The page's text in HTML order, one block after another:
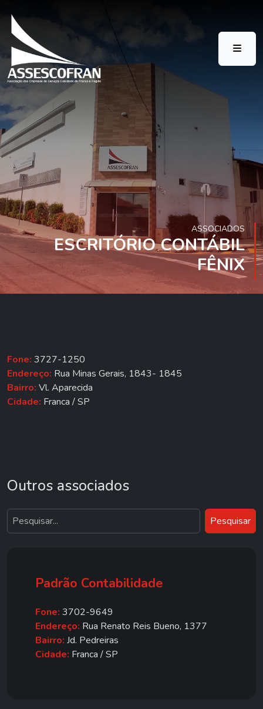
ASSOCIADOS
ESCRITÓRIO CONTÁBIL
FÊNIX
Fone: 3727-1250
Endereço: Rua Minas Gerais, 1843- 1845
Bairro: Vl. Aparecida
Cidade: Franca / SP
Outros associados
Pesquisar
Padrão Contabilidade
Fone: 3702-9649
Endereço: Rua Renato Reis Bueno, 1377
Bairro: Jd. Pedreiras
Cidade: Franca / SP